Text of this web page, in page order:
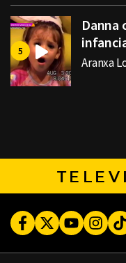
Danna
Aranxa
FacebookTwitterYoutube